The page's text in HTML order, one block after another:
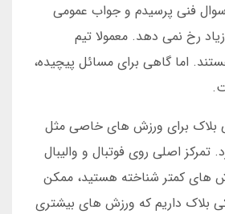
فنی پرسیدم و جواب عمومی
زیاد رخ نمی دهد. معمولا تیم
اما گاهی برای مسائل پیچیده،
بلاک برای ورزش های خاصی مثل
اصلی روی فوتبال و والیبال
های کمتر شناخته هستید، ممکن
بلاک داریم که ورزش های بیشتری